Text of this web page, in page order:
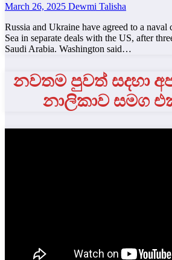
March 26, 2025 Dewmi Talisha
Russia and Ukraine have agreed to a naval
Sea in separate deals with the US, after
Saudi Arabia. Washington said…
නවතම පුවත් සදහා
නාලිකාව සමග